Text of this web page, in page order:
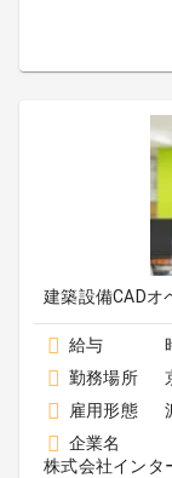
建築設備CADオ
給与
勤務場所
雇用形態
企業名
株式会社インタ